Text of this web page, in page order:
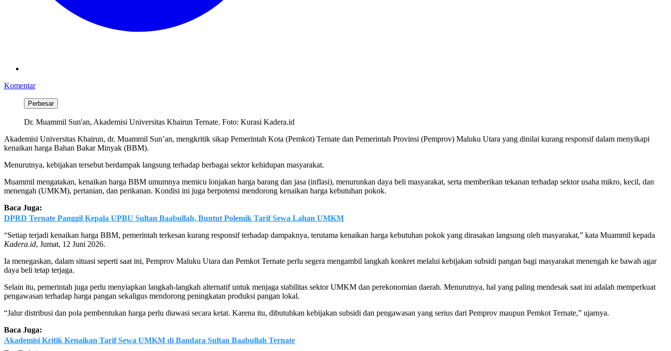
Komentar
Perbesar
Dr. Muammil Sun'an, Akademisi Universitas Khairun Ternate. Foto: Kurasi Kadera.id
Akademisi Universitas Khairun, dr. Muammil Sun’an, mengkritik sikap Pemerintah Kota (Pemkot) Ternate dan Pemerintah Provinsi (Pemprov) Maluku Utara yang dinilai kurang responsif dalam menyikapi
kenaikan harga Bahan Bakar Minyak (BBM).
Menurutnya, kebijakan tersebut berdampak langsung terhadap berbagai sektor kehidupan masyarakat.
Muammil mengatakan, kenaikan harga BBM umumnya memicu lonjakan harga barang dan jasa (inflasi), menurunkan daya beli masyarakat, serta memberikan tekanan terhadap sektor usaha mikro, kecil, dan
menengah (UMKM), pertanian, dan perikanan. Kondisi ini juga berpotensi mendorong kenaikan harga kebutuhan pokok.
Baca Juga:
DPRD Ternate Panggil Kepala UPBU Sultan Baabullah, Buntut Polemik Tarif Sewa Lahan UMKM
“Setiap terjadi kenaikan harga BBM, pemerintah terkesan kurang responsif terhadap dampaknya, terutama kenaikan harga kebutuhan pokok yang dirasakan langsung oleh masyarakat,” kata Muammil kepada
Kadera.id, Jumat, 12 Juni 2026.
Ia menegaskan, dalam situasi seperti saat ini, Pemprov Maluku Utara dan Pemkot Ternate perlu segera mengambil langkah konkret melalui kebijakan subsidi pangan bagi masyarakat menengah ke bawah agar
daya beli tetap terjaga.
Selain itu, pemerintah juga perlu menyiapkan langkah-langkah alternatif untuk menjaga stabilitas sektor UMKM dan perekonomian daerah. Menurutnya, hal yang paling mendesak saat ini adalah memperkuat
pengawasan terhadap harga pangan sekaligus mendorong peningkatan produksi pangan lokal.
“Jalur distribusi dan pola pembentukan harga perlu diawasi secara ketat. Karena itu, dibutuhkan kebijakan subsidi dan pengawasan yang serius dari Pemprov maupun Pemkot Ternate,” ujarnya.
Baca Juga:
Akademisi Kritik Kenaikan Tarif Sewa UMKM di Bandara Sultan Baabullah Ternate